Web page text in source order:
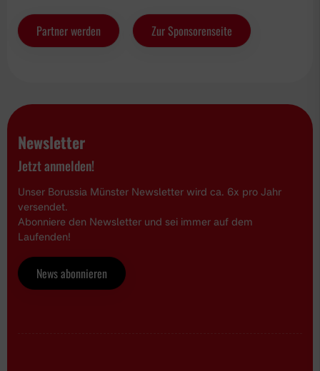
Partner werden Zur Sponsorenseite
Newsletter
Jetzt anmelden!
Unser Borussia Münster Newsletter wird ca. 6x pro Jahr
versendet.
Abonniere den Newsletter und sei immer auf dem
Laufenden!
News abonnieren